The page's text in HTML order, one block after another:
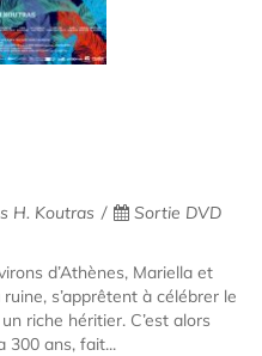
H. Koutras
Sortie DVD
d’Athènes, Mariella et
s’apprêtent à célébrer le
riche héritier. C’est alors
300 ans, fait...